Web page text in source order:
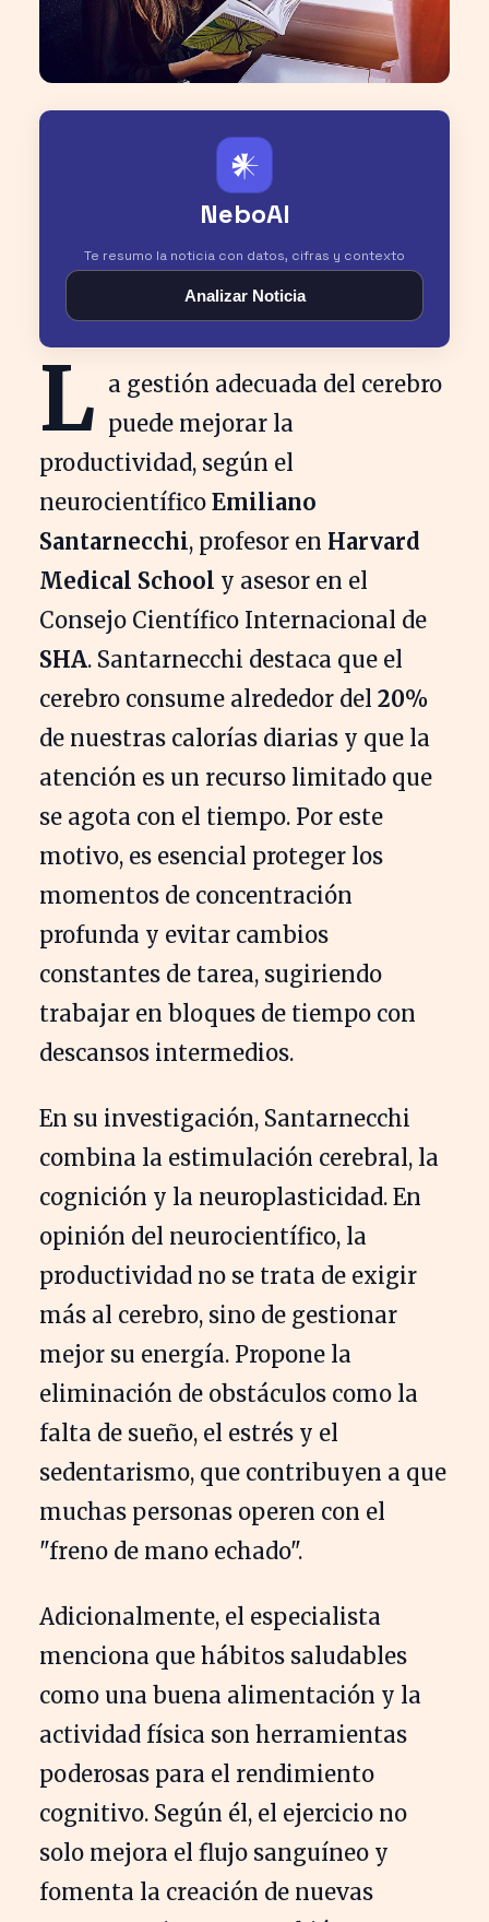
𒀭
NeboAI
Te resumo la noticia con datos, cifras y contexto
Analizar Noticia
L a gestión adecuada del cerebro
puede mejorar la
productividad, según el
neurocientífico Emiliano
Santarnecchi, profesor en Harvard
Medical School y asesor en el
Consejo Científico Internacional de
SHA. Santarnecchi destaca que el
cerebro consume alrededor del 20%
de nuestras calorías diarias y que la
atención es un recurso limitado que
se agota con el tiempo. Por este
motivo, es esencial proteger los
momentos de concentración
profunda y evitar cambios
constantes de tarea, sugiriendo
trabajar en bloques de tiempo con
descansos intermedios.
En su investigación, Santarnecchi
combina la estimulación cerebral, la
cognición y la neuroplasticidad. En
opinión del neurocientífico, la
productividad no se trata de exigir
más al cerebro, sino de gestionar
mejor su energía. Propone la
eliminación de obstáculos como la
falta de sueño, el estrés y el
sedentarismo, que contribuyen a que
muchas personas operen con el
"freno de mano echado".
Adicionalmente, el especialista
menciona que hábitos saludables
como una buena alimentación y la
actividad física son herramientas
poderosas para el rendimiento
cognitivo. Según él, el ejercicio no
solo mejora el flujo sanguíneo y
fomenta la creación de nuevas